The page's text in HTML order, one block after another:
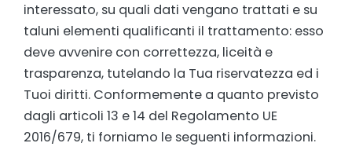
interessato, su quali dati vengano trattati e su
taluni elementi qualificanti il trattamento: esso
deve avvenire con correttezza, liceità e
trasparenza, tutelando la Tua riservatezza ed i
Tuoi diritti. Conformemente a quanto previsto
dagli articoli 13 e 14 del Regolamento UE
2016/679, ti forniamo le seguenti informazioni.